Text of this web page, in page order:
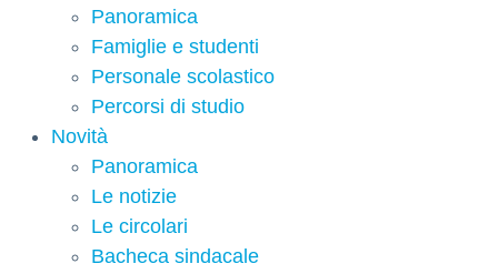
Panoramica
Famiglie e studenti
Personale scolastico
Percorsi di studio
Novità
Panoramica
Le notizie
Le circolari
Bacheca sindacale